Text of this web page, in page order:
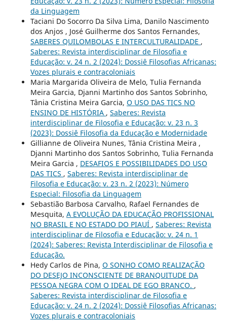
da Linguagem
Taciani Do Socorro Da Silva Lima, Danilo Nascimento
dos Anjos , José Guilherme dos Santos Fernandes,
SABERES QUILOMBOLAS E INTERCULTURALIDADE ,
Saberes: Revista interdisciplinar de Filosofia e
Educação: v. 24 n. 2 (2024): Dossiê Filosofias Africanas:
Vozes plurais e contracoloniais
Maria Margarida Oliveira de Melo, Tulia Fernanda
Meira Garcia, Djanni Martinho dos Santos Sobrinho,
Tânia Cristina Meira Garcia, O USO DAS TICS NO
ENSINO DE HISTÓRIA , Saberes: Revista
interdisciplinar de Filosofia e Educação: v. 23 n. 3
(2023): Dossiê Filosofia da Educação e Modernidade
Gillianne de Oliveira Nunes, Tânia Cristina Meira ,
Djanni Martinho dos Santos Sobrinho, Tulia Fernanda
Meira Garcia , DESAFIOS E POSSIBILIDADES DO USO
DAS TICS , Saberes: Revista interdisciplinar de
Filosofia e Educação: v. 23 n. 2 (2023): Número
Especial: Filosofia da Linguagem
Sebastião Barbosa Carvalho, Rafael Fernandes de
Mesquita, A EVOLUÇÃO DA EDUCAÇÃO PROFISSIONAL
NO BRASIL E NO ESTADO DO PIAUÍ , Saberes: Revista
interdisciplinar de Filosofia e Educação: v. 24 n. 1
(2024): Saberes: Revista Interdisciplinar de Filosofia e
Educação.
Hedy Carlos de Pina, O SONHO COMO REALIZAÇÃO
DO DESEJO INCONSCIENTE DE BRANQUITUDE DA
PESSOA NEGRA COM O IDEAL DE EGO BRANCO. ,
Saberes: Revista interdisciplinar de Filosofia e
Educação: v. 24 n. 2 (2024): Dossiê Filosofias Africanas:
Vozes plurais e contracoloniais